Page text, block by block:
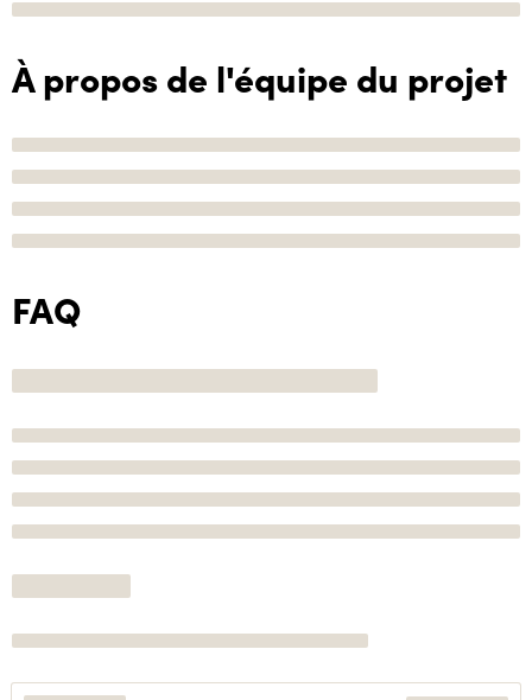
À propos de l'équipe du projet
FAQ